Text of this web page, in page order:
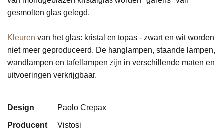
gesmolten glas gelegd.
Kleuren van het glas: kristal en topas - zwart en wit worden
niet meer geproduceerd. De hanglampen, staande lampen,
wandlampen en tafellampen zijn in verschillende maten en
uitvoeringen verkrijgbaar.
Design Paolo Crepax
Producent Vistosi